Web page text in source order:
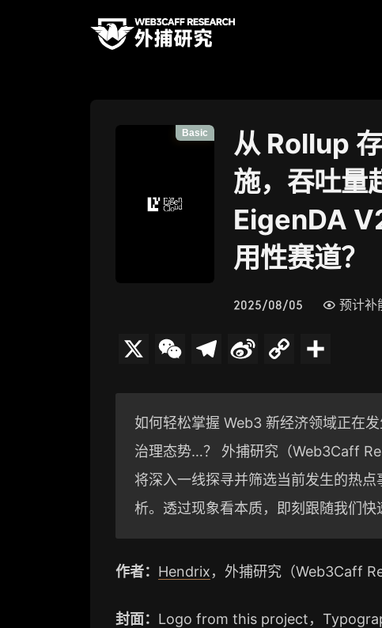
Basic
从 Rollup
施，吞吐量
EigenDA
用性赛道？
2025/08/05 预计补
W
t
g
r
W
e
L
i
如何轻松掌握 Web3 新经济领域正在
治理态势…？ 外捕研究（Web3Caff
将深入一线探寻并筛选当前发生的热
析。透过现象看本质，即刻跟随我们快
作者： Hendrix，外捕研究（Web3Caff
封面： Logo from this project，